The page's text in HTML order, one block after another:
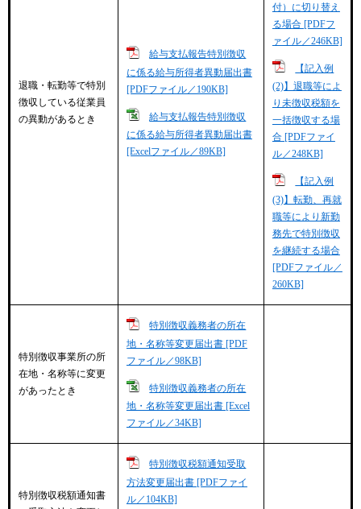
退職・転勤等で特別
徴収している従業員
の異動があるとき
給与支払報告特別徴収
に係る給与所得者異動届出書
[PDFファイル／190KB]
給与支払報告特別徴収
に係る給与所得者異動届出書
[Excelファイル／89KB]
付）に切り替え
る場合 [PDFフ
ァイル／246KB]
【記入例
(2)】退職等によ
り未徴収税額を
一括徴収する場
合 [PDFファイ
ル／248KB]
【記入例
(3)】転勤、再就
職等により新勤
務先で特別徴収
を継続する場合
[PDFファイル／
260KB]
特別徴収事業所の所
在地・名称等に変更
があったとき
特別徴収義務者の所在
地・名称等変更届出書 [PDF
ファイル／98KB]
特別徴収義務者の所在
地・名称等変更届出書 [Excel
ファイル／34KB]
特別徴収税額通知書
特別徴収税額通知受取
方法変更届出書 [PDFファイ
ル／104KB]